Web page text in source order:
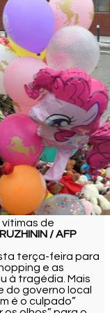
de
/ AFP
terça-feira para
e as
à tragédia. Mais
do governo local
é o culpado”